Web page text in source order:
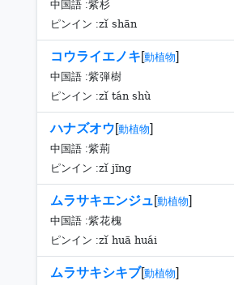
中国語 :紫杉
ピンイン :zǐ shān
コウライエノキ[動植物]
中国語 :紫弾樹
ピンイン :zǐ tán shù
ハナズオウ[動植物]
中国語 :紫荊
ピンイン :zǐ jīng
ムラサキエンジュ[動植物]
中国語 :紫花槐
ピンイン :zǐ huā huái
ムラサキシキブ[動植物]